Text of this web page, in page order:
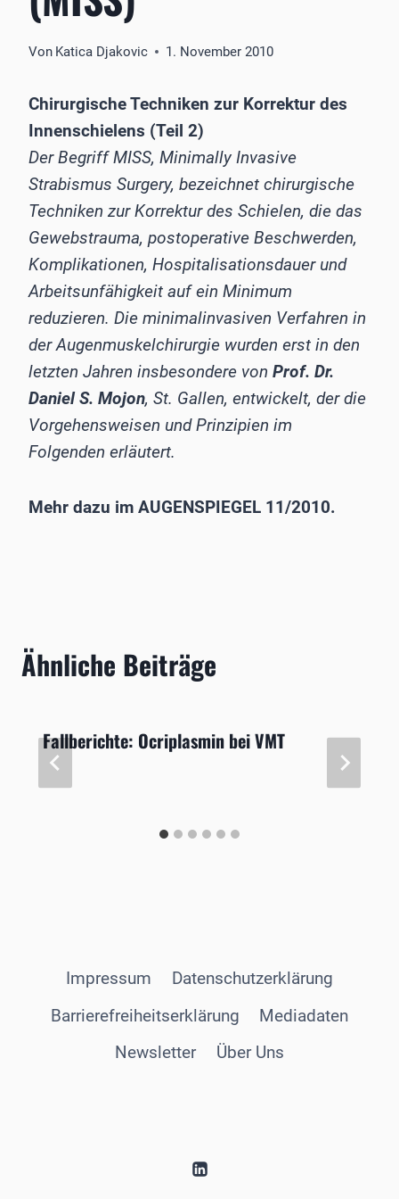
Von Katica Djakovic 1. November 2010
Chirurgische Techniken zur Korrektur des
Innenschielens (Teil 2)
Der Begriff MISS, Minimally Invasive
Strabismus Surgery, bezeichnet chirurgische
Techniken zur Korrektur des Schielen, die das
Gewebstrauma, postoperative Beschwerden,
Komplikationen, Hospitalisationsdauer und
Arbeitsunfähigkeit auf ein Minimum
reduzieren. Die minimalinvasiven Verfahren in
der Augenmuskelchirurgie wurden erst in den
letzten Jahren insbesondere von Prof. Dr.
Daniel S. Mojon, St. Gallen, entwickelt, der die
Vorgehensweisen und Prinzipien im
Folgenden erläutert.
Mehr dazu im AUGENSPIEGEL 11/2010.
Ähnliche Beiträge
Fallberichte: Ocriplasmin bei VMT
Impressum
Datenschutzerklärung
Barrierefreiheitserklärung
Mediadaten
Newsletter
Über Uns